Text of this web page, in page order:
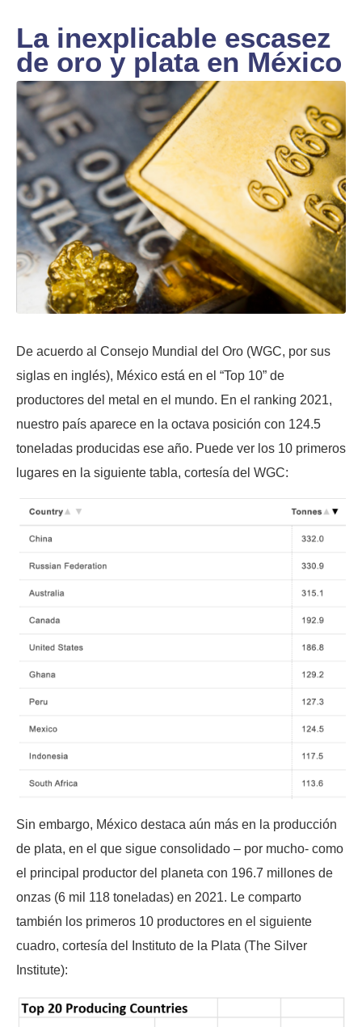
La inexplicable escasez
de oro y plata en México
De acuerdo al Consejo Mundial del Oro (WGC, por sus
siglas en inglés), México está en el “Top 10” de
productores del metal en el mundo. En el ranking 2021,
nuestro país aparece en la octava posición con 124.5
toneladas producidas ese año. Puede ver los 10 primeros
lugares en la siguiente tabla, cortesía del WGC:
Sin embargo, México destaca aún más en la producción
de plata, en el que sigue consolidado – por mucho- como
el principal productor del planeta con 196.7 millones de
onzas (6 mil 118 toneladas) en 2021. Le comparto
también los primeros 10 productores en el siguiente
cuadro, cortesía del Instituto de la Plata (The Silver
Institute):